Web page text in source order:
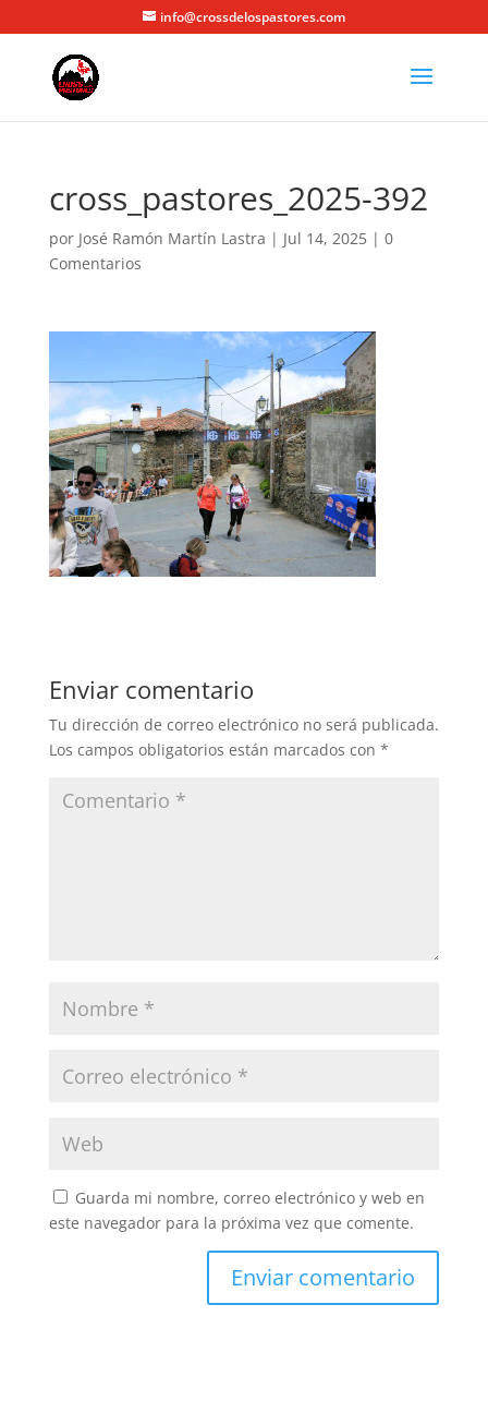
info@crossdelospastores.com
cross_pastores_2025-392
por José Ramón Martín Lastra | Jul 14, 2025| 0
Comentarios
Enviar comentario
Tu dirección de correo electrónico no será publicada.
Los campos obligatorios están marcados con *
Guarda mi nombre, correo electrónico y web en
este navegador para la próxima vez que comente.